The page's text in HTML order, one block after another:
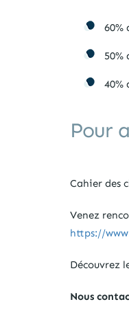
60%
50%
40%
Pour
Cahier des
Venez
https://
Découvrez
Nous